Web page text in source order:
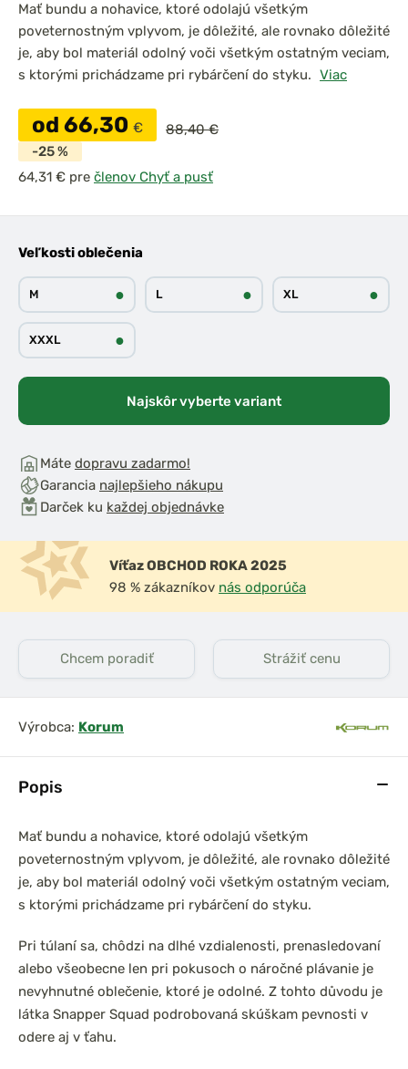
s
Armor
Delphin Bunda alebo
nohavice CruisAir
Popis
Mať bundu a nohavice, ktoré odolajú všetkým
poveternostným vplyvom, je dôležité, ale rovnako dôležité
je, aby bol materiál odolný voči všetkým ostatným veciam,
s ktorými prichádzame pri rybárčení do styku.
Pri túlaní sa, chôdzi na dlhé vzdialenosti, prenasledovaní
alebo všeobecne len pri pokusoch o náročné plávanie je
nevyhnutné oblečenie, ktoré je odolné. Z tohto důvodu je
látka Snapper Squad podrobovaná skúškam pevnosti v
odere aj v ťahu.
Mať bundu a nohavice, ktoré odolajú všetkým
poveternostným vplyvom, je dôležité, ale rovnako dôležité
je, aby bol materiál odolný voči všetkým ostatným veciam,
s ktorými prichádzame pri rybárčení do styku. Viac
od 66,30 €
88,40 €
-25 %
pre členov Chyť a pusť
Veľkosti oblečenia
M ● L ● XL ●
XXXL ●
Najskôr vyberte variant
Máte dopravu zadarmo!
Garancia najlepšieho nákupu
Darček ku každej objednávke
Víťaz OBCHOD ROKA 2025
98 % zákazníkov nás odporúča
Chcem poradiť Strážiť cenu
Výrobca: Korum